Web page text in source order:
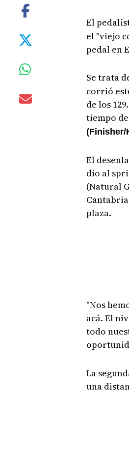
El
el "viejo
pedal en
Se trata
corrió
de los
tiempo
(Finisher/
El
dio al
(Natural
plaza.
"Nos
acá. El
todo
La
una